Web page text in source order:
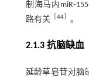
制海马内
路有关
44］ 。
2.1.3 抗脑缺血
延龄草皂苷对脑